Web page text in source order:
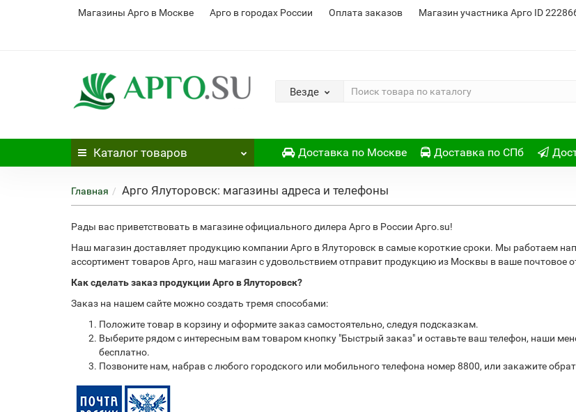
Магазины Арго в Москве Арго в городах России Оплата заказов Магазин участника Арго ID
Везде
Каталог товаров Доставка по Москве Доставка по СПб
Главная Арго Ялуторовск: магазины адреса и телефоны
Рады вас приветствовать в магазине официального дилера Арго в России Арго.su!
Наш магазин доставляет продукцию компании Арго в Ялуторовск в самые короткие сроки. Мы работаем
ассортимент товаров Арго, наш магазин с удовольствием отправит продукцию из Москвы в ваше
Как сделать заказ продукции Арго в Ялуторовск?
Заказ на нашем сайте можно создать тремя способами:
Положите товар в корзину и оформите заказ самостоятельно, следуя подсказкам.
Выберите рядом с интересным вам товаром кнопку "Быстрый заказ" и оставьте ваш телефон, наши
бесплатно.
Позвоните нам, набрав с любого городского или мобильного телефона номер 8800, или закажите